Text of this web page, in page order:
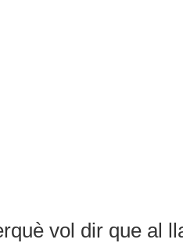
vol dir que al